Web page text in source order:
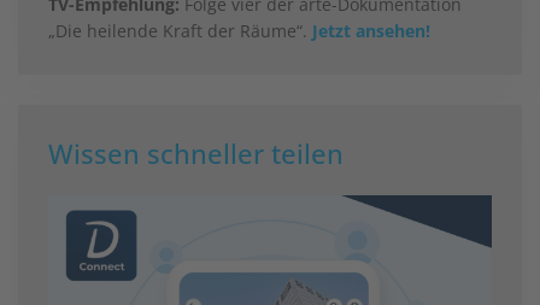
„Die heilende Kraft der Räume“. Jetzt ansehen!
Wissen schneller teilen